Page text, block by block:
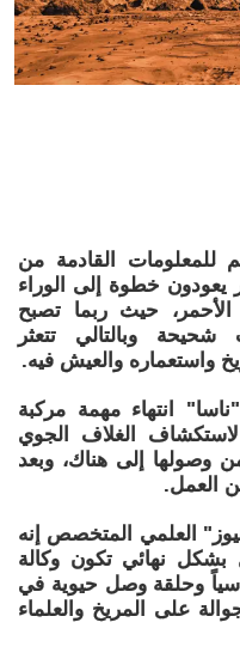
للمعلومات القادمة من
يعودون خطوة إلى الوراء
حيث ربما تصبح
شحيحة وبالتالي تتعثر
واستعماره والعيش فيه.
انتهاء مهمة مركبة
الغلاف الجوي
وصولها إلى هناك، وبعد
العمل.
العلمي المتخصص إنه
نهائي تكون وكالة
وحلقة وصل حيوية في
على المريخ والعلماء